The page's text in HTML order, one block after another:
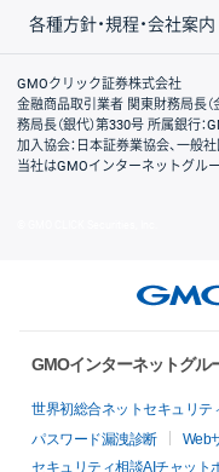
各種方針・規程・会社案内
取引規程・約款
サイトマップ
その他のご案内
個人情報保護方針
最良執行方針
サイトのご利用につい
ディスクレイマー
信託保全
リスク説明
会社案内
GMOクリック証券株式会社
金融商品取引業者 関東財務局長
務局長（銀代）第330号 所属銀行
加入協会：日本証券業協会、一般
当社はGMOインターネットグル
GMOインターネットグル
世界初総合ネットセキュリテ
パスワード漏洩診断
Web
セキュリティ相談AIチャット